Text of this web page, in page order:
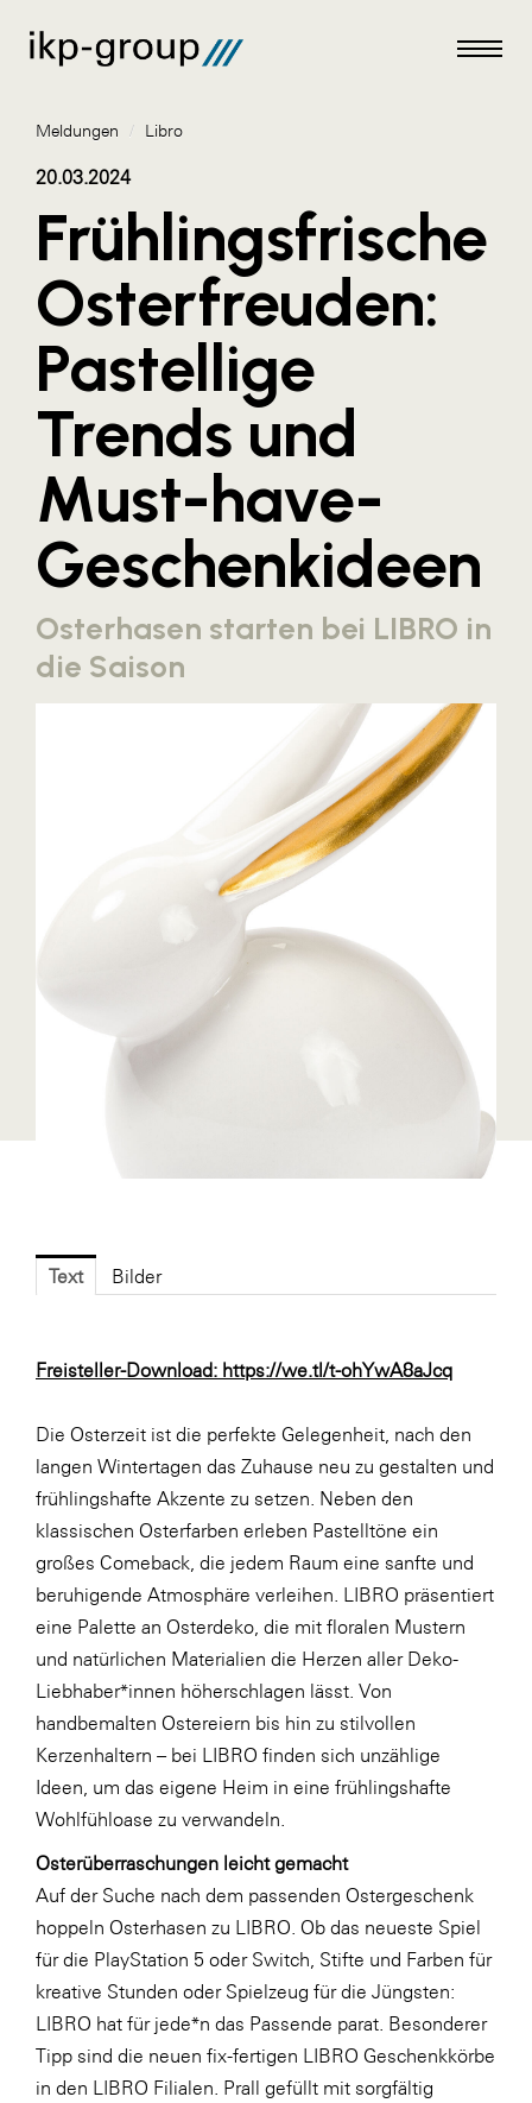
Meldungen
AKTUELLES
ACO
ALEX Krems
Amazon Web Services
Artweger
AustroCel Hallein
Blaguss
Cineplexx
Designer Outlets Parndorf und Salzburg
FG UBIT Salzburg
foodaffairs
GBV - Verband gemeinnütziger
ikp
Johnson & Johnson
JELD-WEN DANA
kosaplaner
LAT Nitrogen
Libro
Lidl Österreich
MTH Retail Group
OMV
OptimaMed
PAGRO
PHH Rechtsanwält:innen
Primark
Salesforce
sebamed
Meldungen / Libro
20.03.2024
Frühlingsfrische
Osterfreuden:
Pastellige
Trends und
Must-have-
Geschenkideen
Osterhasen starten bei LIBRO in
die Saison
Text Bilder
Freisteller-Download: https://we.tl/t-ohYwA8aJcq
Die Osterzeit ist die perfekte Gelegenheit, nach den
langen Wintertagen das Zuhause neu zu gestalten und
frühlingshafte Akzente zu setzen. Neben den
klassischen Osterfarben erleben Pastelltöne ein
großes Comeback, die jedem Raum eine sanfte und
beruhigende Atmosphäre verleihen. LIBRO präsentiert
eine Palette an Osterdeko, die mit floralen Mustern
und natürlichen Materialien die Herzen aller Deko-
Liebhaber*innen höherschlagen lässt. Von
handbemalten Ostereiern bis hin zu stilvollen
Kerzenhaltern – bei LIBRO finden sich unzählige
Ideen, um das eigene Heim in eine frühlingshafte
Wohlfühloase zu verwandeln.
Osterüberraschungen leicht gemacht
Auf der Suche nach dem passenden Ostergeschenk
hoppeln Osterhasen zu LIBRO. Ob das neueste Spiel
für die PlayStation 5 oder Switch, Stifte und Farben für
kreative Stunden oder Spielzeug für die Jüngsten:
LIBRO hat für jede*n das Passende parat. Besonderer
Tipp sind die neuen fix-fertigen LIBRO Geschenkkörbe
in den LIBRO Filialen. Prall gefüllt mit sorgfältig